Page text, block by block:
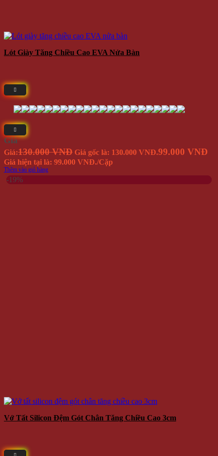
Lót Giày Tăng Chiều Cao EVA Nửa Bàn
Giá
Giá:130.000 VNĐ Giá gốc là: 130.000 VNĐ.99.000 VNĐ
Giá hiện tại là: 99.000 VNĐ./Cặp
Thêm vào giỏ hàng
-19%
Vớ Tất Silicon Đệm Gót Chân Tăng Chiều Cao 3cm